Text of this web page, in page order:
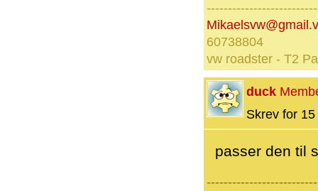
60738804
vw roadster - T2
duck
Skrev for
passer den til